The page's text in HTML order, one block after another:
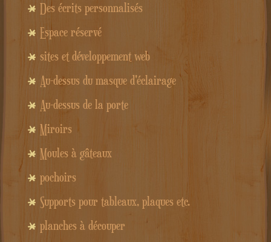
Des écrits personnalisés
Espace réservé
sites et développement web
Au-dessus du masque d'éclairage
Au-dessus de la porte
Miroirs
Moules à gâteaux
pochoirs
Supports pour tableaux, plaques etc.
planches à découper